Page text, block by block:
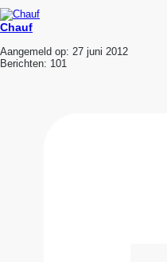
Chauf
Aangemeld op: 27 juni 2012
Berichten: 101